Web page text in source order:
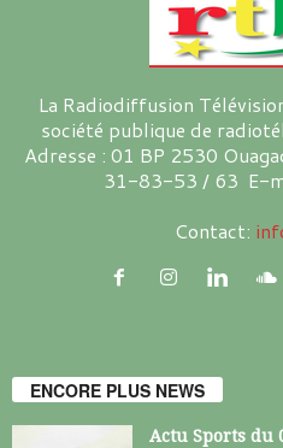
La Radiodiffusion
société publique de
Adresse : 01 BP 2530
31-83-53 / 63 E-
Contact:
ENCORE PLUS NEWS
Actu Sports du